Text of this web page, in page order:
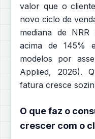
valor que o
novo ciclo de
mediana de
acima de 145%
modelos por
Applied, 2026).
fatura cresce
O que faz o
crescer com o